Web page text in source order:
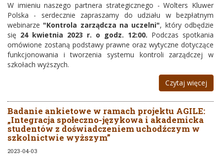
W imieniu naszego partnera strategicznego - Wolters Kluwer
Polska - serdecznie zapraszamy do udziału w bezpłatnym
webinarze "Kontrola zarządcza na uczelni", który odbędzie
się 24 kwietnia 2023 r. o godz. 12:00. Podczas spotkania
omówione zostaną podstawy prawne oraz wytyczne dotyczące
funkcjonowania i tworzenia systemu kontroli zarządczej w
szkołach wyższych.
Czytaj więcej
Badanie ankietowe w ramach projektu AGILE:
„Integracja społeczno-językowa i akademicka
studentów z doświadczeniem uchodźczym w
szkolnictwie wyższym”
2023-04-03